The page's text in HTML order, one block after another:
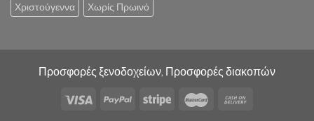
Χριστούγεννα Χωρίς Πρωινό
Προσφορές ξενοδοχείων, Προσφορές διακοπών